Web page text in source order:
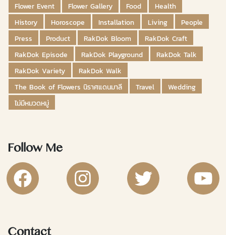
Flower Event
Flower Gallery Food
Health
History
Horoscope Installation Living
People
Press
Product RakDok Bloom
RakDok Craft
RakDok Episode
RakDok Playground
RakDok Talk
RakDok Variety
RakDok Walk
The Book of Flowers นิราศแดนมาลี
Travel
Wedding
ไม่มีหมวดหมู่
Follow Me
RakDok Channel FacebookRakDok Channel Instagram
RakDok Twitter Rakdok